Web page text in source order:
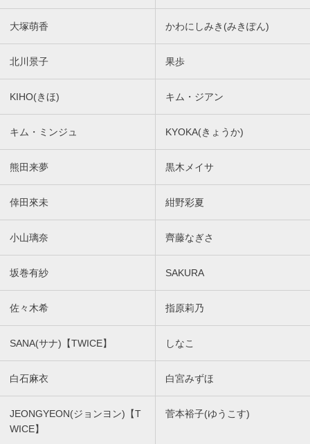
大塚萌香 かわにしみき(みきぽん)
北川景子 果歩
KIHO(きほ) キム・ジアン
キム・ミンジュ KYOKA(きょうか)
熊田来夢 黒木メイサ
倖田來未 紺野彩夏
小山璃奈 齊藤なぎさ
坂巻有紗 SAKURA
佐々木希 指原莉乃
SANA(サナ)【TWICE】 しなこ
白石麻衣 白宮みずほ
JEONGYEON(ジョンヨン)【T
WICE】
菅本裕子(ゆうこす)